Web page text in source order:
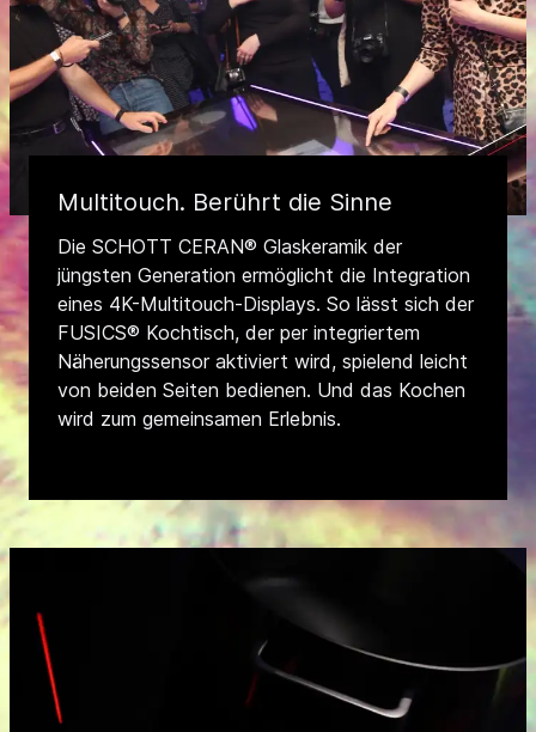
Multitouch. Berührt die Sinne
Die SCHOTT CERAN® Glaskeramik der
jüngsten Generation ermöglicht die Integration
eines 4K-Multitouch-Displays. So lässt sich der
FUSICS® Kochtisch, der per integriertem
Näherungssensor aktiviert wird, spielend leicht
von beiden Seiten bedienen. Und das Kochen
wird zum gemeinsamen Erlebnis.